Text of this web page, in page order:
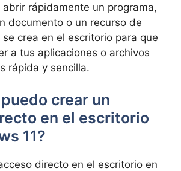
rápidamente un programa,
documento⁢ o un recurso de
crea en el escritorio para ⁤que
a tus aplicaciones o archivos
rápida y sencilla.
crear un
en el escritorio
11?
directo en el escritorio en